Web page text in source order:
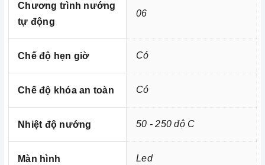
ăn cùng lúc mà không bị trộn lẫn mùi.
Với những ưu điểm nổi bật như trên thì
Lò nướng âm tủ
xứng đáng là một trong những người
bạn đồng hành thân thiết nhất của người nội trợ, là vật
dụng không thể trong gian bếp của mỗi gia đình hiện nay,
nhất là trong cuộc sống đầy năng động và luôn bận rộn
đối với những người nội trợ vừa phải làm nhiều công
việc lại còn chăm sóc cho bữa ăn của gia đình mình.
Chương trình nướng
tự động
06
Chế độ hẹn giờ Có
Chế độ khóa an toàn Có
Nhiệt độ nướng 50 - 250 độ C
Màn hình Led